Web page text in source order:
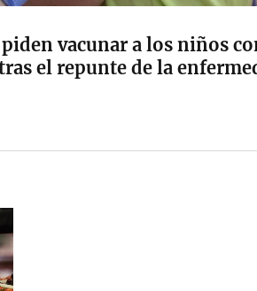
vacunar a los niños
el repunte de la